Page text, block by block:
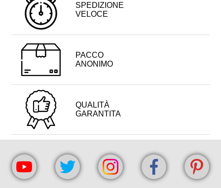
SPEDIZIONE
VELOCE
PACCO
ANONIMO
QUALITÀ
GARANTITA